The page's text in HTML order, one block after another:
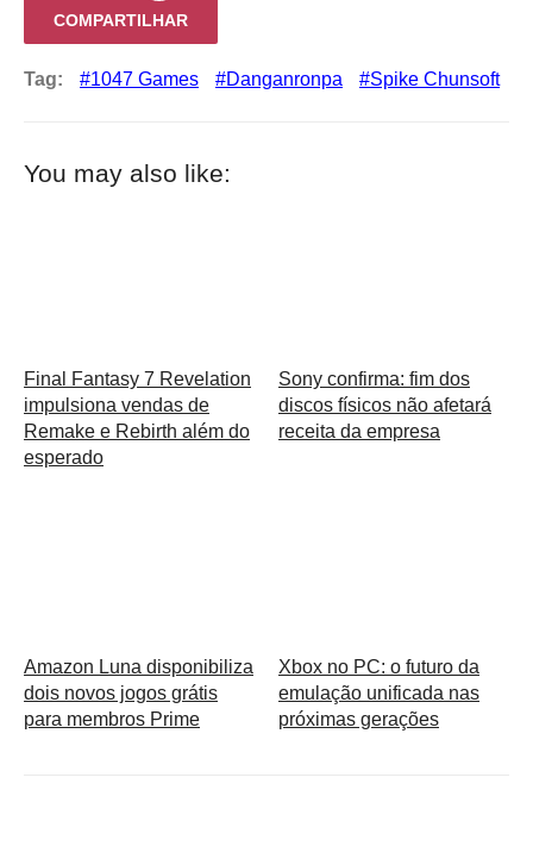
COMPARTILHAR
Tag: 1047 Games Danganronpa Spike Chunsoft
You may also like:
Final Fantasy 7 Revelation
impulsiona vendas de
Remake e Rebirth além do
esperado
Sony confirma: fim dos
discos físicos não afetará
receita da empresa
Amazon Luna disponibiliza
dois novos jogos grátis
para membros Prime
Xbox no PC: o futuro da
emulação unificada nas
próximas gerações